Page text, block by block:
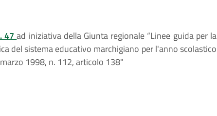
47ad iniziativa della Giunta regionale “Linee guida per la
del sistema educativo marchigiano per l'anno scolastico
1998, n. 112, articolo 138"